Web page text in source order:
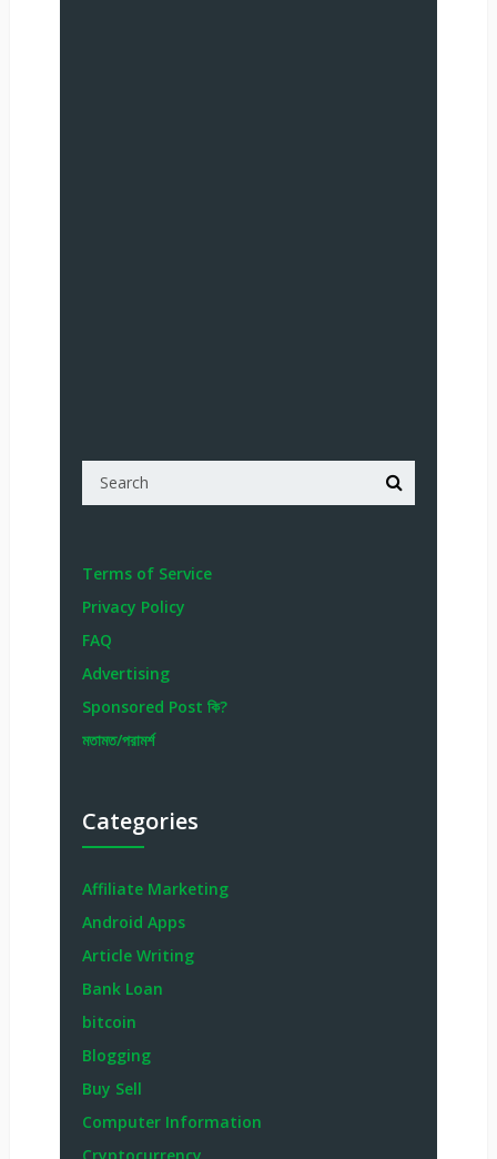
Terms of Service
Privacy Policy
FAQ
Advertising
Sponsored Post কি?
মতামত/পরামর্শ
Categories
Affiliate Marketing
Android Apps
Article Writing
Bank Loan
bitcoin
Blogging
Buy Sell
Computer Information